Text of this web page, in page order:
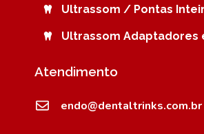
Ultrassom / Pontas
Ultrassom Adaptadores
Atendimento
endo@dentaltrinks.com.br